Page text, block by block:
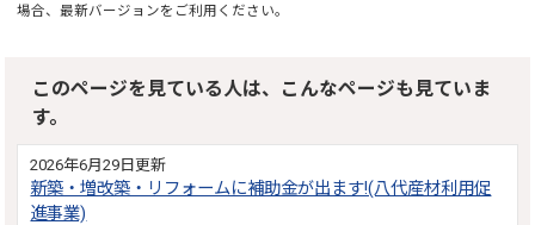
場合、最新バージョンをご利用ください。
このページを見ている人は、こんなページも見ていま
す。
2026年6月29日更新
新築・増改築・リフォームに補助金が出ます!(八代産材利用促
進事業)